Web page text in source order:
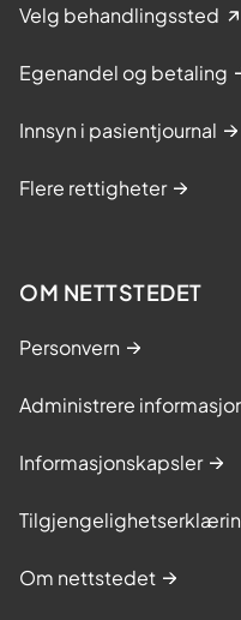
Velg behandlingssted
Egenandel og betaling
Innsyn i pasientjournal
Flere rettigheter
OM NETTSTEDET
Personvern
Administrere
Informasjonskapsler
Om nettstedet